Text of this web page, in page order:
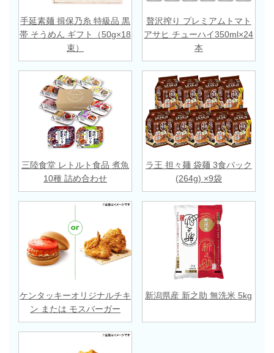
手延素麺 揖保乃糸 特級品 黒
帯 そうめん ギフト（50g×18
束）
贅沢搾り プレミアムトマト
アサヒ チューハイ350ml×24
本
三陸食堂 レトルト食品 煮魚
10種 詰め合わせ
ラ王 担々麺 袋麺 3食パック
(264g) ×9袋
ケンタッキーオリジナルチキ
ン または モスバーガー
新潟県産 新之助 無洗米 5kg